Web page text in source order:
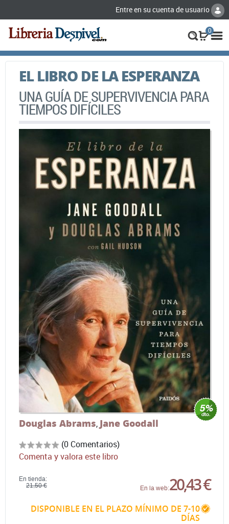
Entre en su cuenta de usuario
0
EL LIBRO DE LA ESPERANZA
UNA GUÍA DE SUPERVIVENCIA PARA
TIEMPOS DIFÍCILES
Douglas Abrams, Jane Goodall
(0 Comentarios)
Comenta y valora este libro
En tienda:
21,50 €
En la web:20,43 €
DISPONIBLE EN EL PLAZO MÍNIMO DE 7-10
DÍAS